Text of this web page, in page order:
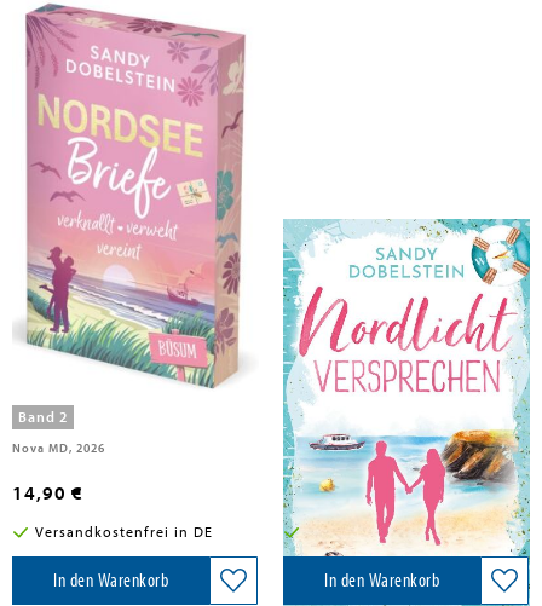
Dobelstein, Sandy
Nordseebriefe
Band 2
Nova MD, 2026
14,90 €
Versandkostenfrei in DE
In den Warenkorb
Dobelstein, Sandy
Alles begann mit uns
BoD - Books on Demand, 2024
13,99 €
Versandkostenfrei in DE
In den Warenkorb